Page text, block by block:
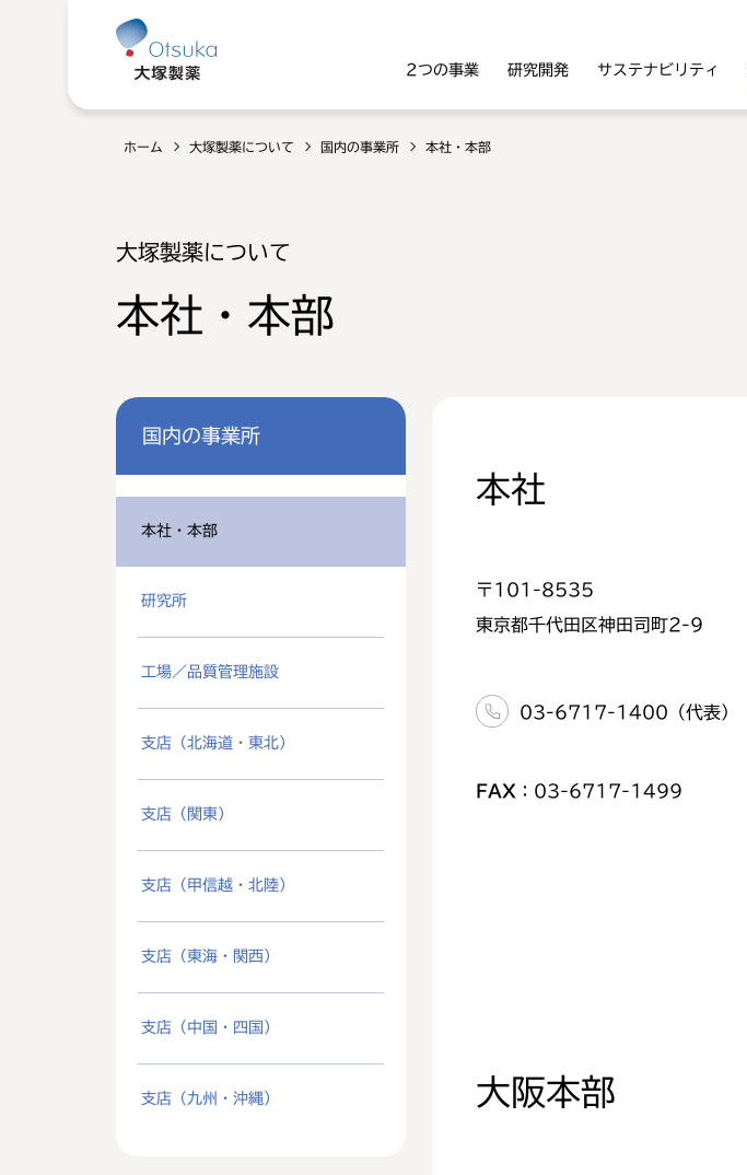
2つの事業 研究開発 サステナビリティ
ホーム 大塚製薬について 国内の事業所 本社・本部
大塚製薬について
本社・本部
国内の事業所
本社・本部
研究所
工場／品質管理施設
支店（北海道・東北）
支店（関東）
支店（甲信越・北陸）
支店（東海・関西）
支店（中国・四国）
支店（九州・沖縄）
本社
〒101-8535
東京都千代田区神田司町2-9
03-6717-1400（代表）
FAX ：03-6717-1499
大阪本部